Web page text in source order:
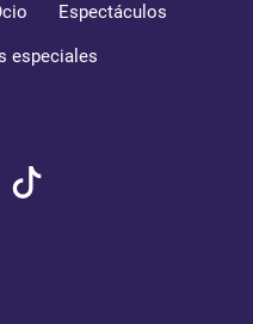
Espectáculos
especiales